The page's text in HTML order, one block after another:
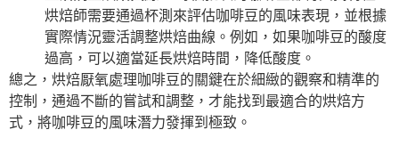
烘焙師需要通過杯測來評估咖啡豆的風味表現，並根據
實際情況靈活調整烘焙曲線。例如，如果咖啡豆的酸度
過高，可以適當延長烘焙時間，降低酸度。
總之，烘焙厭氧處理咖啡豆的關鍵在於細緻的觀察和精準的
控制，通過不斷的嘗試和調整，才能找到最適合的烘焙方
式，將咖啡豆的風味潛力發揮到極致。